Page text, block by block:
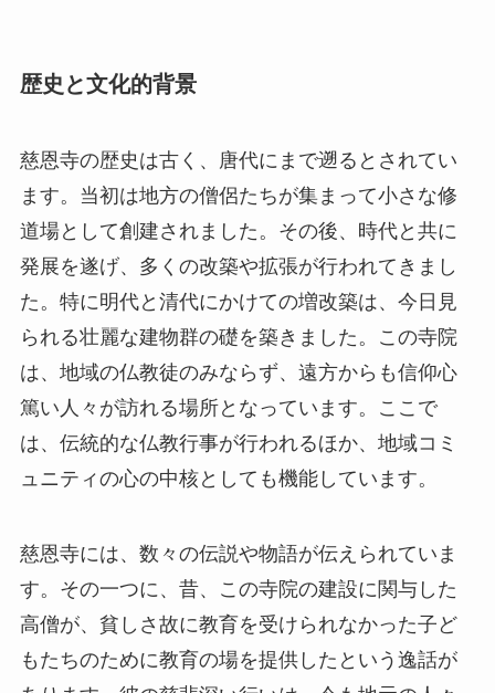
発展を遂げ、多くの改築や拡張が行われてきまし
られる壮麗な建物群の礎を築きました。この寺院
は、地域の仏教徒のみならず、遠方からも信仰心
篤い人々が訪れる場所となっています。ここで
は、伝統的な仏教行事が行われるほか、地域コミ
ュニティの心の中核としても機能しています。
慈恩寺には、数々の伝説や物語が伝えられていま
す。その一つに、昔、この寺院の建設に関与した
高僧が、貧しさ故に教育を受けられなかった子ど
もたちのために教育の場を提供したという逸話が
の間で語り継がれ、その精神は寺院を訪れる人々
の心にも深く刻まれています。また、古来から貴
族や武士、詩人たちが訪れ、慈恩寺の美しさを詠
んだ詩歌も数多く残されています。